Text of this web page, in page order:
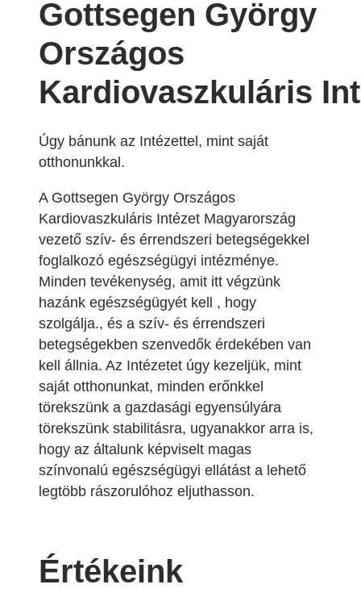
Gottsegen György
Országos
Kardiovaszkuláris
Úgy bánunk az Intézettel, mint saját
otthonunkkal.
A Gottsegen György Országos
Kardiovaszkuláris Intézet Magyarország
vezető szív- és érrendszeri betegségekkel
foglalkozó egészségügyi intézménye.
Minden tevékenység, amit itt végzünk
hazánk egészségügyét kell , hogy
szolgálja., és a szív- és érrendszeri
betegségekben szenvedők érdekében van
kell állnia. Az Intézetet úgy kezeljük, mint
saját otthonunkat, minden erőnkkel
törekszünk a gazdasági egyensúlyára
törekszünk stabilitásra, ugyanakkor arra is,
hogy az általunk képviselt magas
színvonalú egészségügyi ellátást a lehető
legtöbb rászorulóhoz eljuthasson.
Értékeink